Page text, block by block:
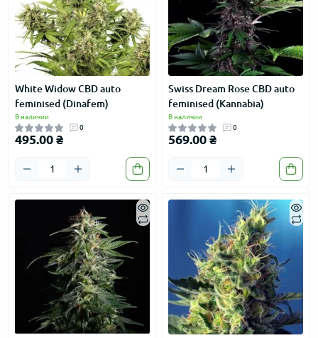
White Widow CBD auto
feminised (Dinafem)
В наличии
0
495.00 ₴
Swiss Dream Rose CBD auto
feminised (Kannabia)
В наличии
0
569.00 ₴